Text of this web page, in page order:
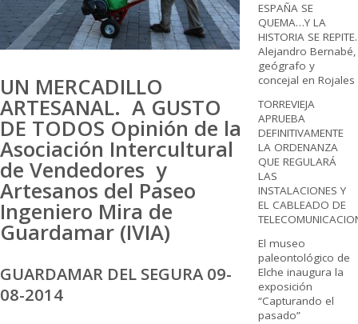
UN MERCADILLO
ARTESANAL. A GUSTO
DE TODOS Opinión de la
Asociación Intercultural
de Vendedores y
Artesanos del Paseo
Ingeniero Mira de
Guardamar (IVIA)
GUARDAMAR DEL SEGURA 09-
08-2014
ESPAÑA SE
QUEMA…Y LA
HISTORIA SE REPITE.
Alejandro Bernabé,
geógrafo y
concejal en Rojales
TORREVIEJA
APRUEBA
DEFINITIVAMENTE
LA ORDENANZA
QUE REGULARÁ
LAS
INSTALACIONES Y
EL CABLEADO DE
El museo
paleontológico de
Elche inaugura la
exposición
“Capturando el
pasado”